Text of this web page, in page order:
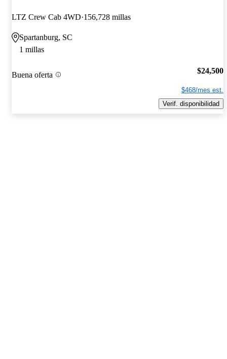
LTZ Crew Cab 4WD 156,728 millas
Spartanburg, SC
1 millas
Buena oferta $24,500
$468/mes est.
Verif. disponibilidad